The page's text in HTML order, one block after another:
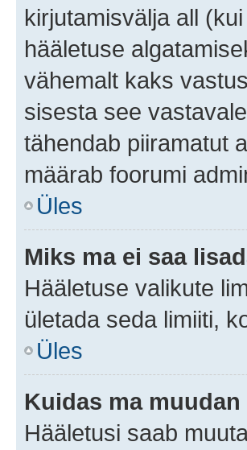
kirjutamisvälja all
hääletuse
vähemalt kaks
sisesta see
tähendab piiramatut
määrab foorumi
Üles
Miks ma ei saa
Hääletuse valikute
ületada seda limiiti,
Üles
Kuidas ma
Hääletusi saab